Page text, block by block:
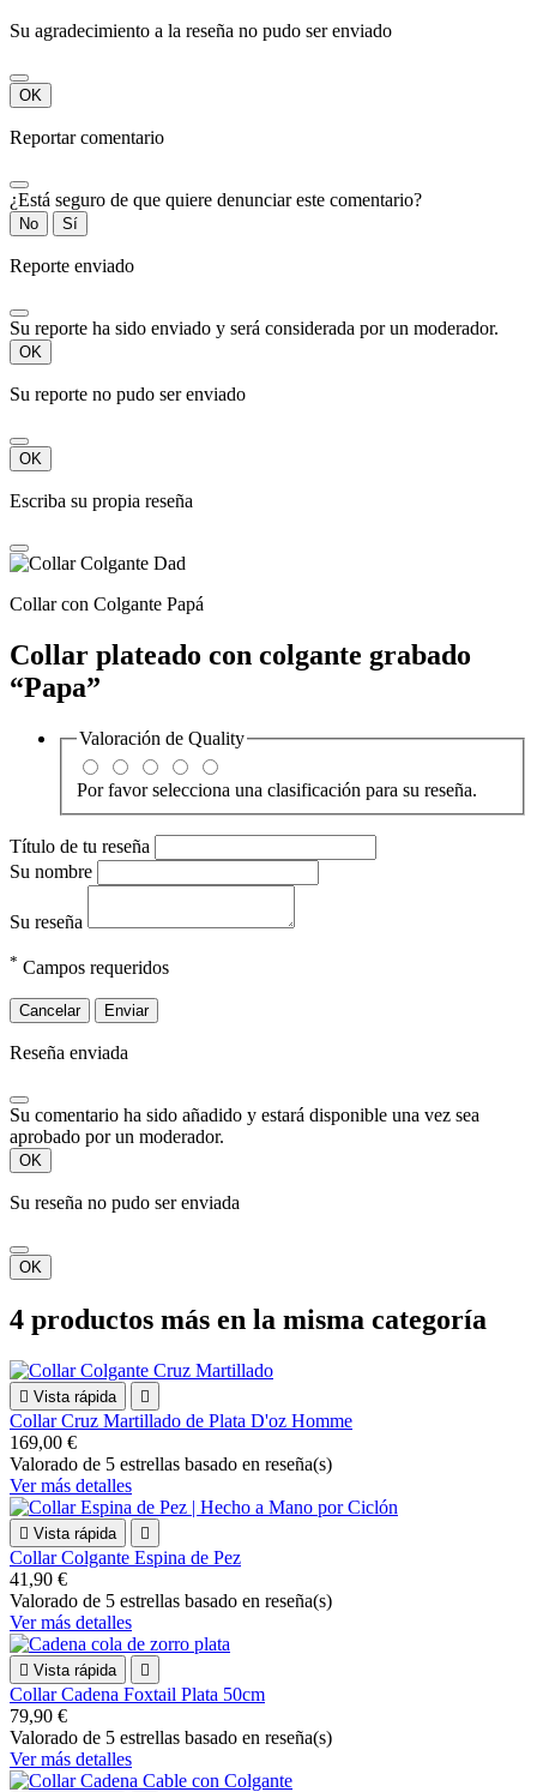
Su agradecimiento a la reseña no pudo ser enviado
OK
Reportar comentario
¿Está seguro de que quiere denunciar este comentario?
No Sí
Reporte enviado
Su reporte ha sido enviado y será considerada por un moderador.
OK
Su reporte no pudo ser enviado
OK
Escriba su propia reseña
Collar con Colgante Papá
Collar plateado con colgante grabado
“Papa”
Valoración de Quality
Por favor selecciona una clasificación para su reseña.
Título de tu reseña
Su nombre
Su reseña
* Campos requeridos
Cancelar Enviar
Reseña enviada
Su comentario ha sido añadido y estará disponible una vez sea
aprobado por un moderador.
OK
Su reseña no pudo ser enviada
OK
4 productos más en la misma categoría
 Vista rápida 
Collar Cruz Martillado de Plata D'oz Homme
169,00 €
Valorado de 5 estrellas basado en reseña(s)
Ver más detalles
 Vista rápida 
Collar Colgante Espina de Pez
41,90 €
Valorado de 5 estrellas basado en reseña(s)
Ver más detalles
 Vista rápida 
Collar Cadena Foxtail Plata 50cm
79,90 €
Valorado de 5 estrellas basado en reseña(s)
Ver más detalles